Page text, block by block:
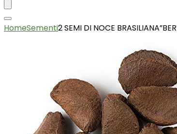
HomeSementi2 SEMI DI NOCE